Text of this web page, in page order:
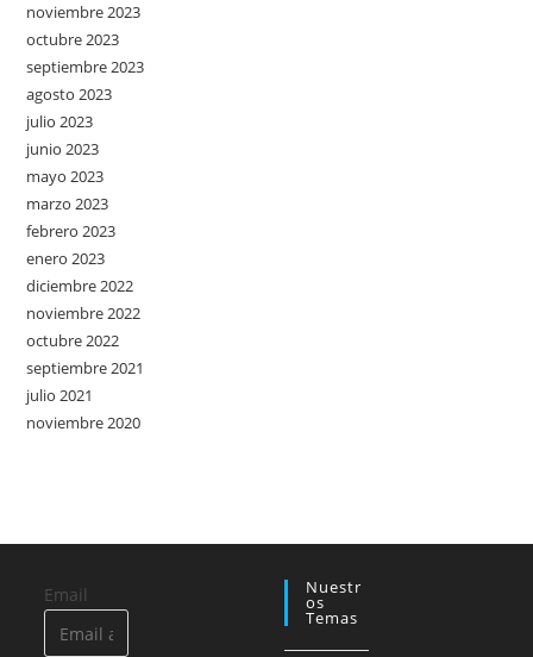
noviembre 2023
octubre 2023
septiembre 2023
agosto 2023
julio 2023
junio 2023
mayo 2023
marzo 2023
febrero 2023
enero 2023
diciembre 2022
noviembre 2022
octubre 2022
septiembre 2021
julio 2021
noviembre 2020
Email Nuestr
Os
Temas